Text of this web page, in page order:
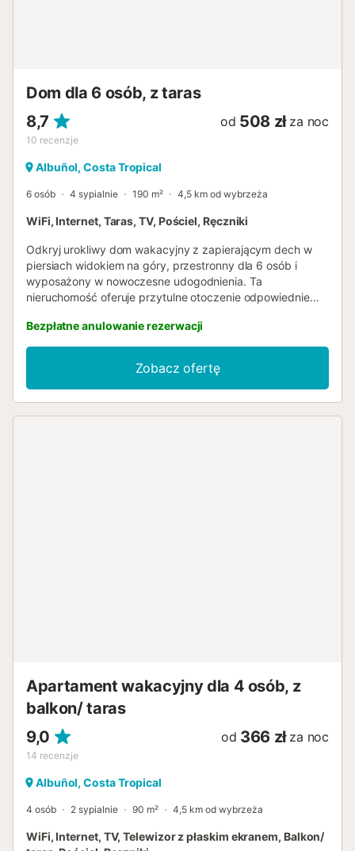
Dom dla 6 osób, z taras
8,7
10 recenzje
od 508 zł za noc
Albuñol, Costa Tropical
6 osób 4 sypialnie 190 m² 4,5 km od wybrzeża
WiFi, Internet, Taras, TV, Pościel, Ręczniki
Odkryj urokliwy dom wakacyjny z zapierającym dech w
piersiach widokiem na góry, przestronny dla 6 osób i
wyposażony w nowoczesne udogodnienia. Ta
nieruchomość oferuje przytulne otoczenie odpowiednie
otoczony jest spokojnym tarasem, na którym można
cieszyć się świeżym powietrzem i oszałamiającym
widokiem na góry. Przestrzeń na świeżym powietrzu
zaprasza do relaksu i spędzania czasu z przyjaciółmi i
rodziną. Możesz podziwiać spektakularne zachody słońca
Bezpłatne anulowanie rezerwacji
Zobacz ofertę
Apartament wakacyjny dla 4 osób, z
balkon/ taras
9,0
14 recenzje
od 366 zł za noc
Albuñol, Costa Tropical
4 osób 2 sypialnie 90 m² 4,5 km od wybrzeża
WiFi, Internet, TV, Telewizor z płaskim ekranem, Balkon/